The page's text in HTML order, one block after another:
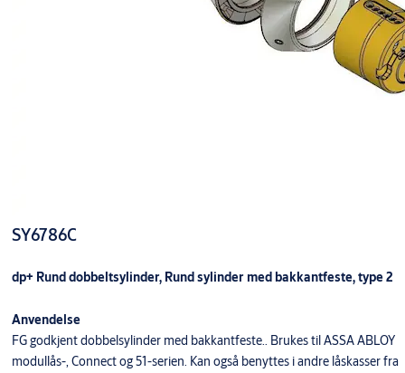
SY6786C
dp+ Rund dobbeltsylinder, Rund sylinder med bakkantfeste, type 2
Anvendelse
FG godkjent dobbelsylinder med bakkantfeste.. Brukes til ASSA ABLOY
modullås-, Connect og 51-serien. Kan også benyttes i andre låskasser fra